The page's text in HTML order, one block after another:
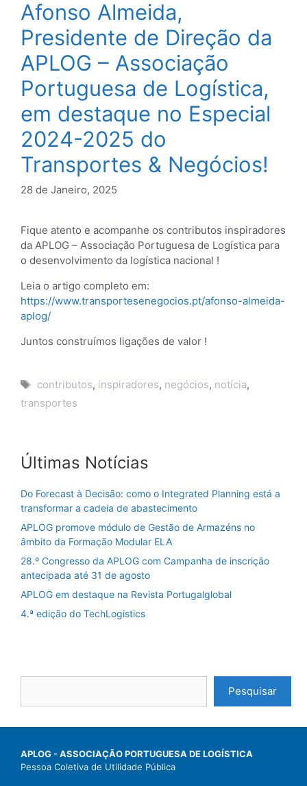
Afonso Almeida,
Presidente de Direção da
APLOG – Associação
Portuguesa de Logística,
em destaque no Especial
2024-2025 do
Transportes & Negócios!
28 de Janeiro, 2025
Fique atento e acompanhe os contributos inspiradores
da APLOG – Associação Portuguesa de Logística para
o desenvolvimento da logística nacional !
Leia o artigo completo em:
https://www.transportesenegocios.pt/afonso-almeida-
aplog/
Juntos construímos ligações de valor !
Etiquetas
contributos, inspiradores, negócios, notícia,
transportes
Últimas Notícias
Do Forecast à Decisão: como o Integrated Planning está a
transformar a cadeia de abastecimento
APLOG promove módulo de Gestão de Armazéns no
âmbito da Formação Modular ELA
28.º Congresso da APLOG com Campanha de inscrição
antecipada até 31 de agosto
APLOG em destaque na Revista Portugalglobal
4.ª edição do TechLogistics
Pesquisar
APLOG - ASSOCIAÇÃO PORTUGUESA DE LOGÍSTICA
Pessoa Coletiva de Utilidade Pública